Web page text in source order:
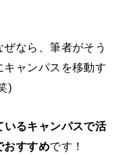
なら、筆者がそう
ャンパスを移動す
)
いるキャンパスで活
おすすめです！